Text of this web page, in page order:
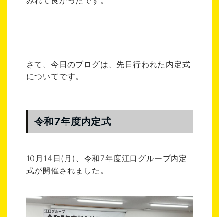
さて、今日のブログは、先日行われた内定式
についてです。
令和7年度内定式
10月14日(月)、令和7年度江口グループ内定
式が開催されました。